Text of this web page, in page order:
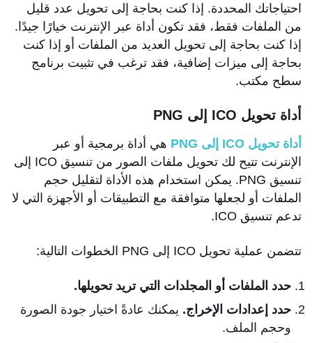
احتياجاتك المحددة. إذا كنت بحاجة إلى تحويل عدد قليل
من الملفات فقط، فقد تكون أداة عبر الإنترنت خيارًا جيدًا.
إذا كنت بحاجة إلى تحويل العديد من الملفات أو إذا كنت
بحاجة إلى ميزات إضافية، فقد ترغب في تثبيت برنامج
سطح مكتب.
أداة تحويل ICO إلى PNG
أداة تحويل ICO إلى PNG
هي أداة برمجية أو عبر
الإنترنت تتيح لك تحويل ملفات الصور من تنسيق ICO إلى
تنسيق PNG. يمكن استخدام هذه الأداة لتقليل حجم
الملفات أو لجعلها متوافقة مع التطبيقات أو الأجهزة التي لا
تدعم تنسيق ICO.
تتضمن عملية تحويل ICO إلى PNG الخطوات التالية:
حدد الملفات أو المجلدات التي تريد تحويلها.
حدد إعدادات الإخراج. يمكنك عادةً اختيار جودة الصورة
وحجم الملف.